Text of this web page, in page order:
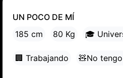
UN POCO DE MÍ
185 cm
80 Kg 🎓
🏢 Trabajando 🧸No